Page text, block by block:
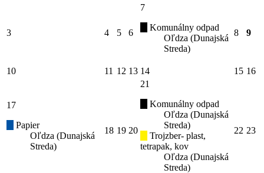
3 4 5 6
7
Komunálny odpad
Oľdza (Dunajská
Streda)
8 9
10 11 12 13 14 15 16
17
Papier
Oľdza (Dunajská
Streda)
18 19 20
21
Komunálny odpad
Oľdza (Dunajská
Streda)
Trojzber- plast,
tetrapak, kov
Oľdza (Dunajská
Streda)
22 23